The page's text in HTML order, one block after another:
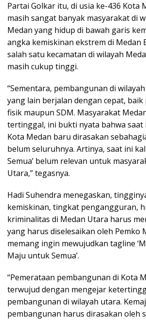
Partai Golkar itu, di usia ke-436 Kota
masih sangat banyak masyarakat di
Medan yang hidup di bawah garis
angka kemiskinan ekstrem di Medan
salah satu kecamatan di wilayah
masih cukup tinggi.
“Sementara, pembangunan di
yang lain berjalan dengan cepat,
fisik maupun SDM. Masyarakat
tertinggal, ini bukti nyata bahwa saat
Kota Medan baru dirasakan
belum seluruhnya. Artinya, saat ini
Semua’ belum relevan untuk
Utara,” tegasnya.
Hadi Suhendra menegaskan,
kemiskinan, tingkat pengangguran,
kriminalitas di Medan Utara harus
yang harus diselesaikan oleh Pemko
memang ingin mewujudkan tagline
Maju untuk Semua’.
“Pemerataan pembangunan di Kota
terwujud dengan mengejar
pembangunan di wilayah utara.
pembangunan harus dirasakan oleh